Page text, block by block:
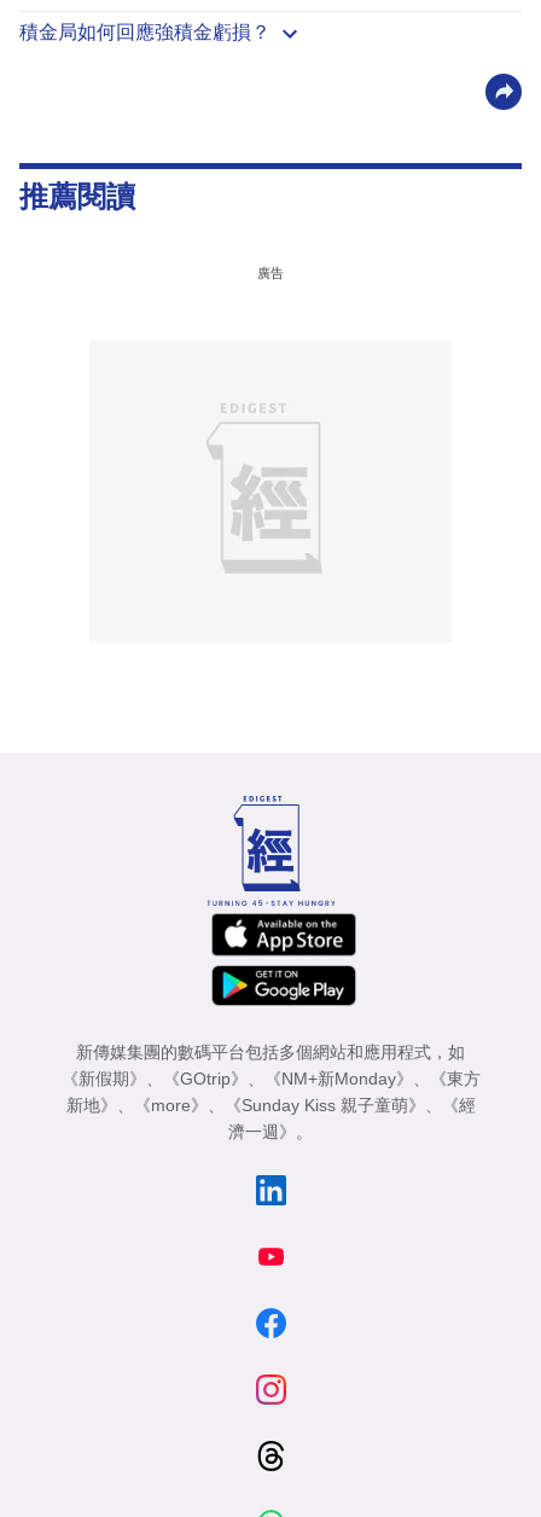
積金局如何回應強積金虧損？
推薦閱讀
廣告
新傳媒集團的數碼平台包括多個網站和應用程式，如
《新假期》
《GOtrip》 《NM+新Monday》
《東方
新地》
《more》 《Sunday Kiss 親子童萌》
《經
濟一週》
。